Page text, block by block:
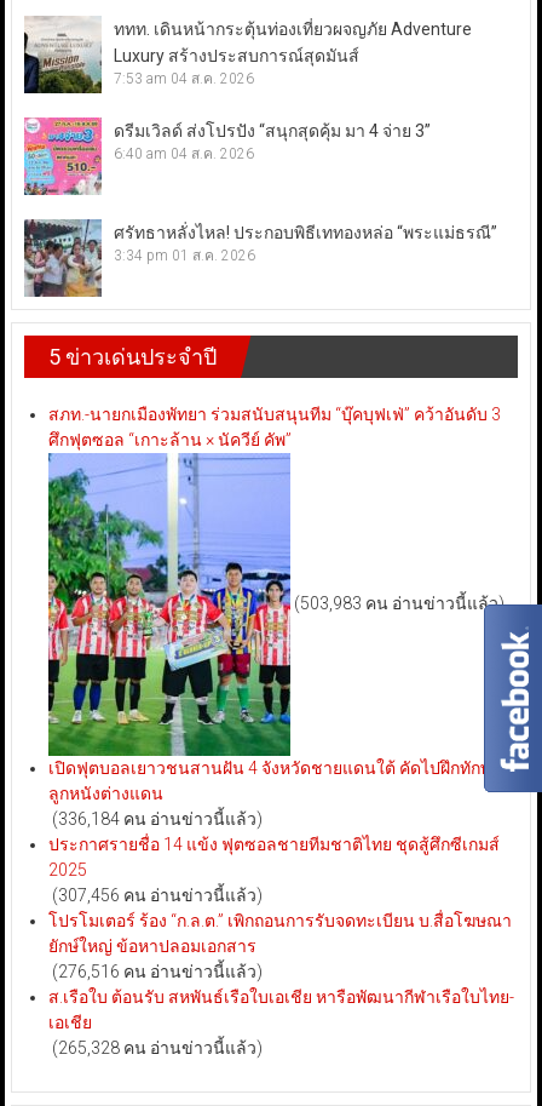
ททท. เดินหน้ากระตุ้นท่องเที่ยวผจญภัย Adventure
Luxury สร้างประสบการณ์สุดมันส์
7:53 am 04 ส.ค. 2026
ดรีมเวิลด์ ส่งโปรปัง “สนุกสุดคุ้ม มา 4 จ่าย 3”
6:40 am 04 ส.ค. 2026
ศรัทธาหลั่งไหล! ประกอบพิธีเททองหล่อ “พระแม่ธรณี”
3:34 pm 01 ส.ค. 2026
5 ข่าวเด่นประจำปี
สภท.-นายกเมืองพัทยา ร่วมสนับสนุนทีม “บุ๊คบุฟเฟ่” คว้าอันดับ 3
ศึกฟุตซอล “เกาะล้าน × นัควีย์ คัพ”
(503,983 คน อ่านข่าวนี้แล้ว)
เปิดฟุตบอลเยาวชนสานฝัน 4 จังหวัดชายแดนใต้ คัดไปฝึกทักษะ
ลูกหนังต่างแดน
(336,184 คน อ่านข่าวนี้แล้ว)
ประกาศรายชื่อ 14 แข้ง ฟุตซอลชายทีมชาติไทย ชุดสู้ศึกซีเกมส์
2025
(307,456 คน อ่านข่าวนี้แล้ว)
โปรโมเตอร์ ร้อง “ก.ล.ต.” เพิกถอนการรับจดทะเบียน บ.สื่อโฆษณา
ยักษ์ใหญ่ ข้อหาปลอมเอกสาร
(276,516 คน อ่านข่าวนี้แล้ว)
ส.เรือใบ ต้อนรับ สหพันธ์เรือใบเอเชีย หารือพัฒนากีฬาเรือใบไทย-
เอเชีย
(265,328 คน อ่านข่าวนี้แล้ว)